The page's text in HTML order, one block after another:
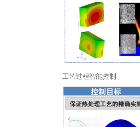
工艺过程智能控制